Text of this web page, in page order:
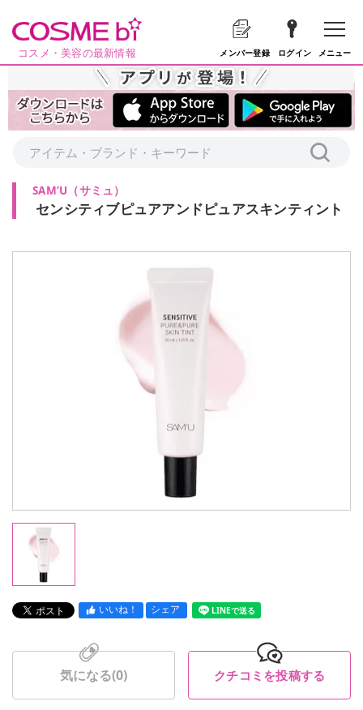
コスメ・美容の最新情報 メンバー登録 ログイン メニュー
SAM’U （サミュ）
センシティブピュアアンドピュアスキンティント
いいね！ シェア LINEで送る
気になる(0) クチコミを投稿する